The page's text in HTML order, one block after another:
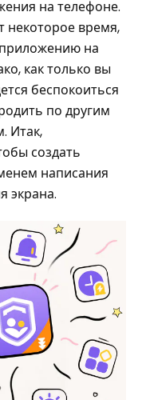
на телефоне.
некоторое время,
на
как только вы
беспокоиться
по другим
Итак,
создать
написания
экрана.